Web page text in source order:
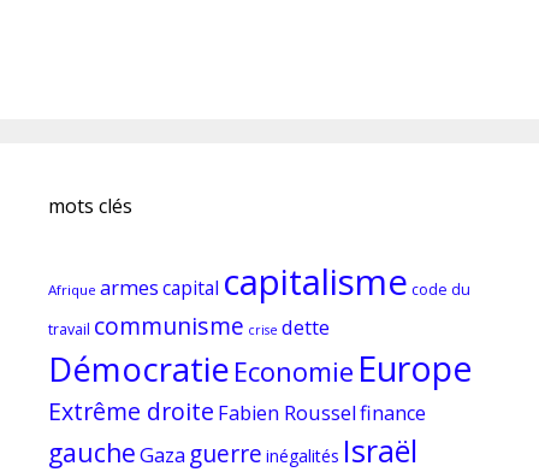
mots clés
Afrique armescapital capitalisme code du
travail communisme crise dette
Démocratie Economie Europe
Extrême droite Fabien Rousselfinance
gaucheGaza guerre inégalités Israël